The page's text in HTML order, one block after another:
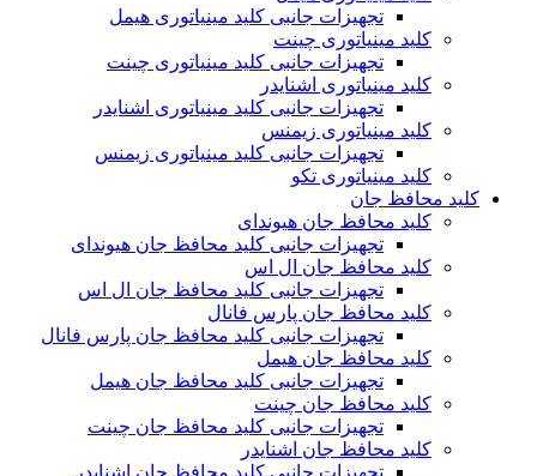
تجهیزات جانبی کلید مینیاتوری هیمل
کلید مینیاتوری چینت
تجهیزات جانبی کلید مینیاتوری چینت
کلید مینیاتوری اشنایدر
تجهیزات جانبی کلید مینیاتوری اشنایدر
کلید مینیاتوری زیمنس
تجهیزات جانبی کلید مینیاتوری زیمنس
کلید مینیاتوری تکو
کلید محافظ جان
کلید محافظ جان هیوندای
تجهیزات جانبی کلید محافظ جان هیوندای
کلید محافظ جان ال اس
تجهیزات جانبی کلید محافظ جان ال اس
کلید محافظ جان پارس فانال
تجهیزات جانبی کلید محافظ جان پارس فانال
کلید محافظ جان هیمل
تجهیزات جانبی کلید محافظ جان هیمل
کلید محافظ جان چینت
تجهیزات جانبی کلید محافظ جان چینت
کلید محافظ جان اشنایدر